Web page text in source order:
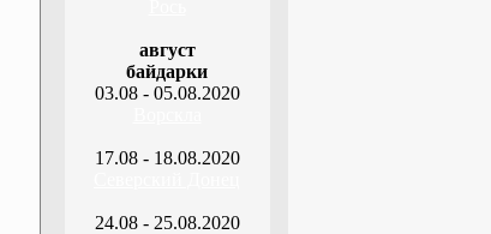
август
байдарки
03.08 - 05.08.2020
17.08 - 18.08.2020
24.08 - 25.08.2020